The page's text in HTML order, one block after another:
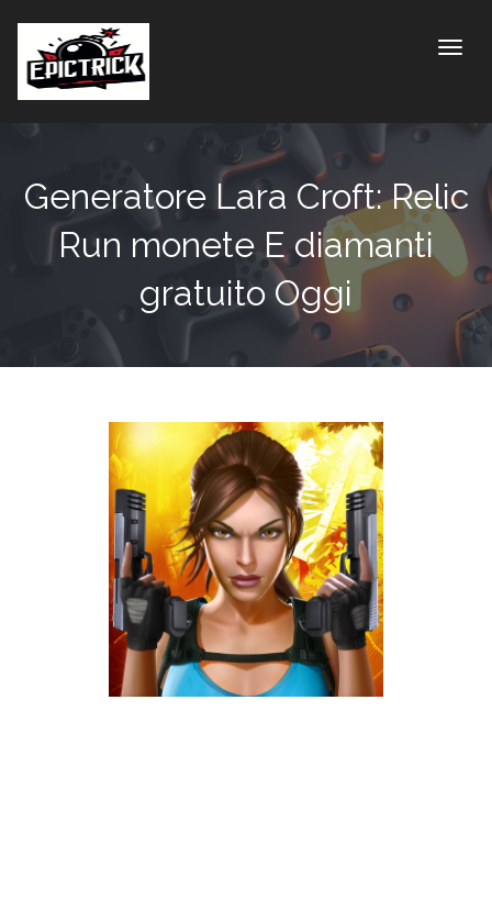
Generatore Lara Croft: Relic
Run monete E diamanti
gratuito Oggi